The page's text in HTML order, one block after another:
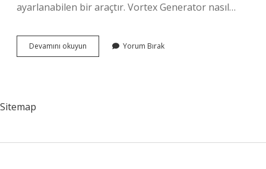
ayarlanabilen bir araçtır. Vortex Generator nasıl…
Devamını okuyun
Cihazı
Yorum Bırak
Sitemap